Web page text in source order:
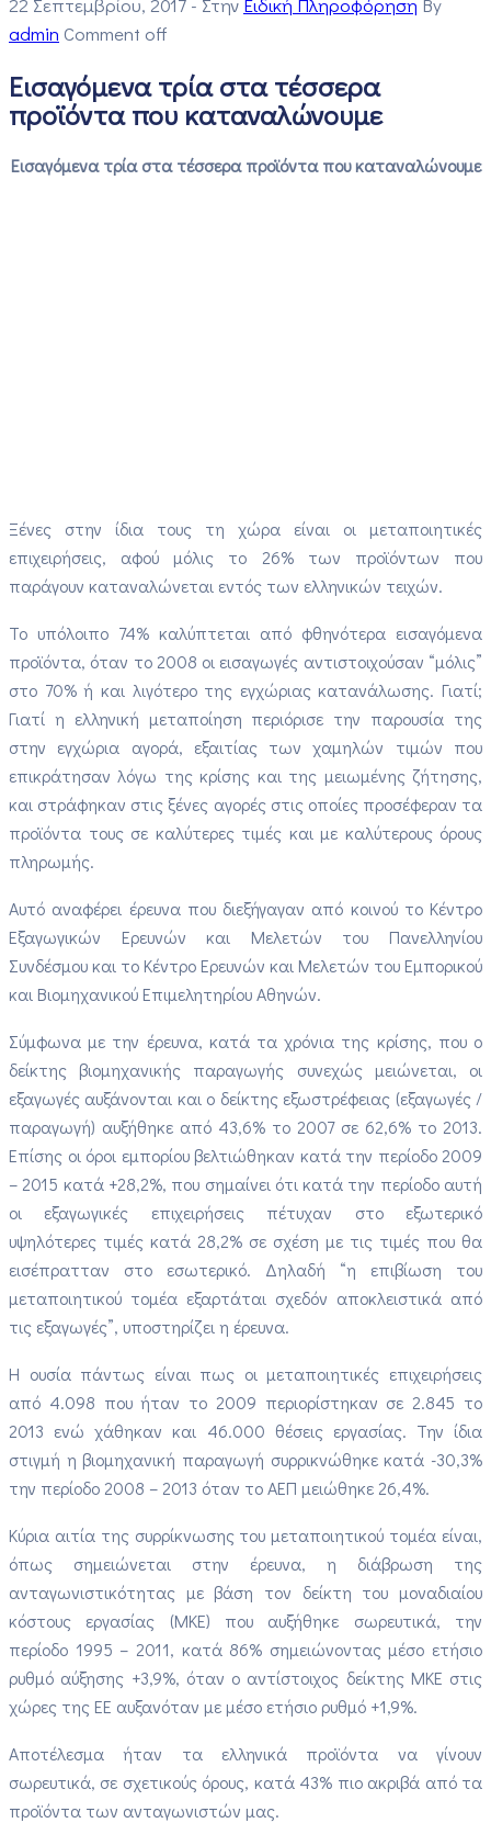
admin Comment off
Εισαγόμενα τρία στα τέσσερα
προϊόντα που καταναλώνουμε
Εισαγόμενα τρία στα τέσσερα προϊόντα που καταναλώνουμε
Ξένες στην ίδια τους τη χώρα είναι οι μεταποιητικές
επιχειρήσεις, αφού μόλις το 26% των προϊόντων που
παράγουν καταναλώνεται εντός των ελληνικών τειχών.
Το υπόλοιπο 74% καλύπτεται από φθηνότερα εισαγόμενα
προϊόντα, όταν το 2008 οι εισαγωγές αντιστοιχούσαν “μόλις”
στο 70% ή και λιγότερο της εγχώριας κατανάλωσης. Γιατί;
Γιατί η ελληνική μεταποίηση περιόρισε την παρουσία της
στην εγχώρια αγορά, εξαιτίας των χαμηλών τιμών που
επικράτησαν λόγω της κρίσης και της μειωμένης ζήτησης,
και στράφηκαν στις ξένες αγορές στις οποίες προσέφεραν τα
προϊόντα τους σε καλύτερες τιμές και με καλύτερους όρους
πληρωμής.
Αυτό αναφέρει έρευνα που διεξήγαγαν από κοινού το Κέντρο
Εξαγωγικών Ερευνών και Μελετών του Πανελληνίου
Συνδέσμου και το Κέντρο Ερευνών και Μελετών του Εμπορικού
και Βιομηχανικού Επιμελητηρίου Αθηνών.
Σύμφωνα με την έρευνα, κατά τα χρόνια της κρίσης, που ο
δείκτης βιομηχανικής παραγωγής συνεχώς μειώνεται, οι
εξαγωγές αυξάνονται και ο δείκτης εξωστρέφειας (εξαγωγές /
παραγωγή) αυξήθηκε από 43,6% το 2007 σε 62,6% το 2013.
Επίσης οι όροι εμπορίου βελτιώθηκαν κατά την περίοδο 2009
– 2015 κατά +28,2%, που σημαίνει ότι κατά την περίοδο αυτή
οι εξαγωγικές επιχειρήσεις πέτυχαν στο εξωτερικό
υψηλότερες τιμές κατά 28,2% σε σχέση με τις τιμές που θα
εισέπρατταν στο εσωτερικό. Δηλαδή “η επιβίωση του
μεταποιητικού τομέα εξαρτάται σχεδόν αποκλειστικά από
τις εξαγωγές”, υποστηρίζει η έρευνα.
Η ουσία πάντως είναι πως οι μεταποιητικές επιχειρήσεις
από 4.098 που ήταν το 2009 περιορίστηκαν σε 2.845 το
2013 ενώ χάθηκαν και 46.000 θέσεις εργασίας. Την ίδια
στιγμή η βιομηχανική παραγωγή συρρικνώθηκε κατά -30,3%
την περίοδο 2008 – 2013 όταν το ΑΕΠ μειώθηκε 26,4%.
Κύρια αιτία της συρρίκνωσης του μεταποιητικού τομέα είναι,
όπως σημειώνεται στην έρευνα, η διάβρωση της
ανταγωνιστικότητας με βάση τον δείκτη του μοναδιαίου
κόστους εργασίας (ΜΚΕ) που αυξήθηκε σωρευτικά, την
περίοδο 1995 – 2011, κατά 86% σημειώνοντας μέσο ετήσιο
ρυθμό αύξησης +3,9%, όταν ο αντίστοιχος δείκτης ΜΚΕ στις
χώρες της ΕΕ αυξανόταν με μέσο ετήσιο ρυθμό +1,9%.
Αποτέλεσμα ήταν τα ελληνικά προϊόντα να γίνουν
σωρευτικά, σε σχετικούς όρους, κατά 43% πιο ακριβά από τα
προϊόντα των ανταγωνιστών μας.